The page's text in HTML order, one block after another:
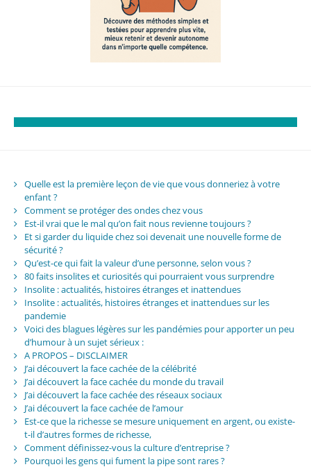
Quelle est la première leçon de vie que vous donneriez à votre
enfant ?
Comment se protéger des ondes chez vous
Est-il vrai que le mal qu’on fait nous revienne toujours ?
Et si garder du liquide chez soi devenait une nouvelle forme de
sécurité ?
Qu’est-ce qui fait la valeur d’une personne, selon vous ?
80 faits insolites et curiosités qui pourraient vous surprendre
Insolite : actualités, histoires étranges et inattendues
Insolite : actualités, histoires étranges et inattendues sur les
pandemie
Voici des blagues légères sur les pandémies pour apporter un peu
d’humour à un sujet sérieux :
A PROPOS – DISCLAIMER
J’ai découvert la face cachée de la célébrité
J’ai découvert la face cachée du monde du travail
J’ai découvert la face cachée des réseaux sociaux
J’ai découvert la face cachée de l’amour
Est-ce que la richesse se mesure uniquement en argent, ou existe-
t-il d’autres formes de richesse,
Comment définissez-vous la culture d’entreprise ?
Pourquoi les gens qui fument la pipe sont rares ?